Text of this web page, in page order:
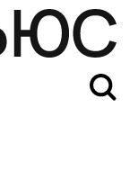
сколько